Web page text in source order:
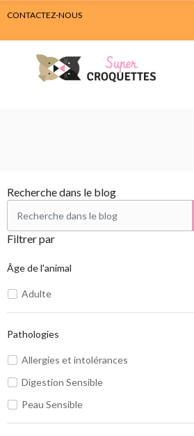
CONTACTEZ-NOUS
Recherche dans le blog
Filtrer par
Âge de l'animal
Adulte
Pathologies
Allergies et intolérances
Digestion Sensible
Peau Sensible